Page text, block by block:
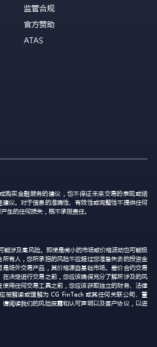
监管合规
官方赞助
ATAS
购买金融服务的建议，也不保证未来交易的表现或结
议。对于信息的准确性、有效性或完整性不提供任何
生的任何损失，概不承担责任。
能涉及高风险。即使是微小的市场或价格波动也可能极
有人，您所承担的风险不应超过您准备失去的投资金
场外交易产品，其价格源自基础市场。差价合约交易
决定进行交易之前，您应该确保充分了解所涉及的风
用任何交易工具之前，您应该获取独立的财务、法律
被解读或理解为 CG FinTech 或其任何关联公司、董
阅读我们的风险披露和认可声明以及客户协议，以进